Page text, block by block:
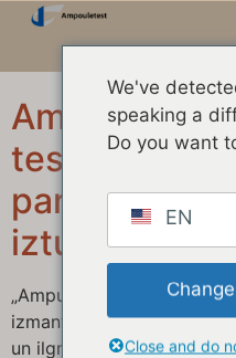
Ampulas 3-
tests —
par stikla
izturības
„Ampulas 3-punktu lieces
izmanto, lai novērtētu
un ilgmūžību. Šis tests ir
We've
speaking a
Do you want
EN
Close and do